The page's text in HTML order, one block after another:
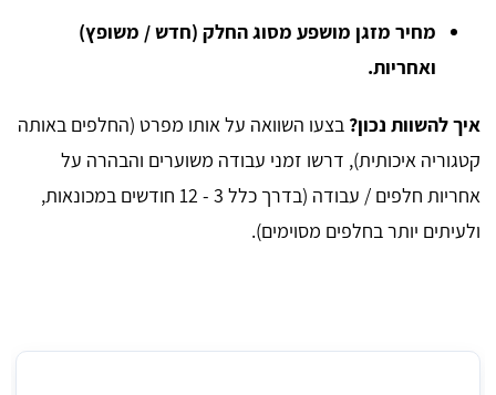
מחיר מזגן מושפע מסוג החלק (חדש / משופץ)
ואחריות.
איך להשוות נכון? בצעו השוואה על אותו מפרט (החלפים באותה
קטגוריה איכותית), דרשו זמני עבודה משוערים והבהרה על
אחריות חלפים / עבודה (בדרך כלל 3 - 12 חודשים במכונאות,
ולעיתים יותר בחלפים מסוימים).